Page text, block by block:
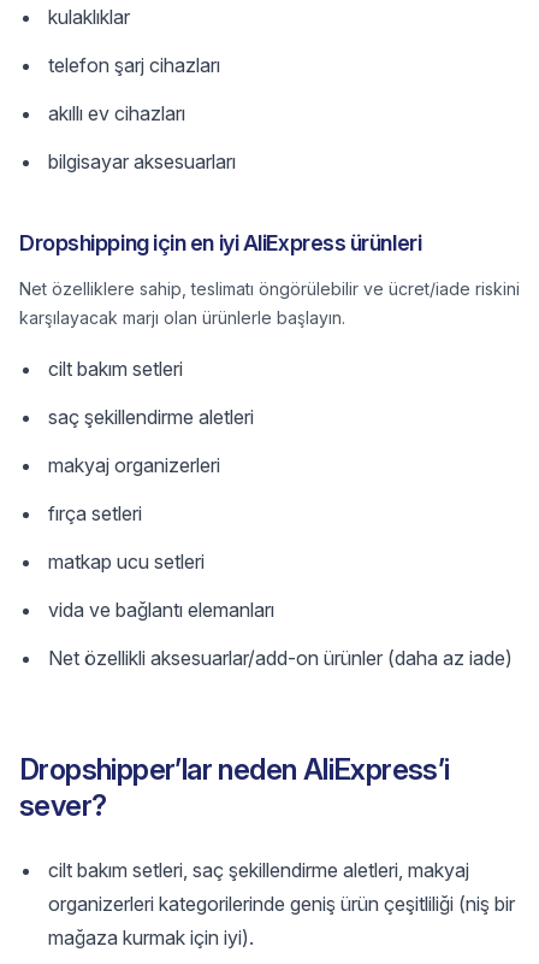
kulaklıklar
telefon şarj cihazları
akıllı ev cihazları
bilgisayar aksesuarları
Dropshipping için en iyi AliExpress ürünleri
Net özelliklere sahip, teslimatı öngörülebilir ve ücret/iade riskini
karşılayacak marjı olan ürünlerle başlayın.
cilt bakım setleri
saç şekillendirme aletleri
makyaj organizerleri
fırça setleri
matkap ucu setleri
vida ve bağlantı elemanları
Net özellikli aksesuarlar/add-on ürünler (daha az iade)
Dropshipper’lar neden AliExpress’i
sever?
cilt bakım setleri, saç şekillendirme aletleri, makyaj
organizerleri kategorilerinde geniş ürün çeşitliliği (niş bir
mağaza kurmak için iyi).